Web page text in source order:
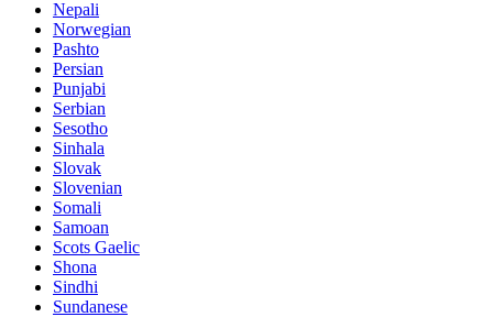
Nepali
Norwegian
Pashto
Persian
Punjabi
Serbian
Sesotho
Sinhala
Slovak
Slovenian
Somali
Samoan
Scots Gaelic
Shona
Sindhi
Sundanese